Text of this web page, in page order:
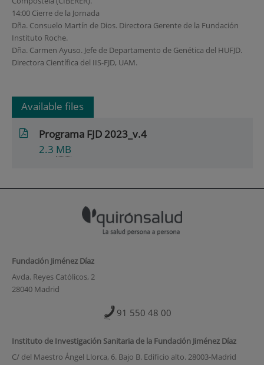
14:00 Cierre de la Jornada
Dña. Consuelo Martín de Dios. Directora Gerente de la Fundación
Instituto Roche.
Dña. Carmen Ayuso. Jefe de Departamento de Genética del HUFJD.
Directora Científica del IIS-FJD, UAM.
Available files
Programa FJD 2023_v.4
2.3 MB
Fundación Jiménez Díaz
Avda. Reyes Católicos, 2
28040 Madrid
91 550 48 00
Instituto de Investigación Sanitaria de la Fundación Jiménez Díaz
C/ del Maestro Ángel Llorca, 6. Bajo B. Edificio alto. 28003-Madrid